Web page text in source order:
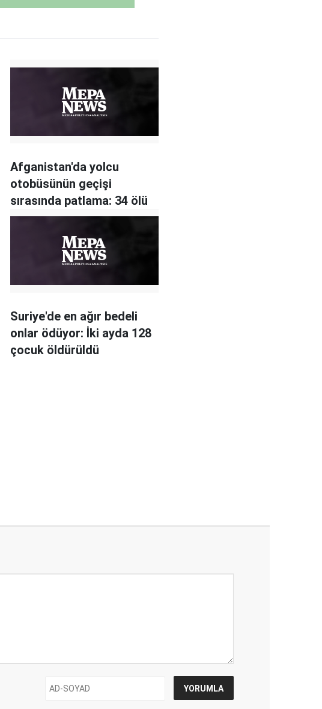
Afganistan'da yolcu
otobüsünün geçişi
sırasında patlama: 34 ölü
Suriye'de en ağır bedeli
onlar ödüyor: İki ayda 128
çocuk öldürüldü